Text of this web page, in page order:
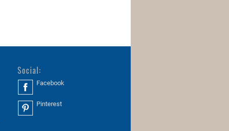
Social:
Facebook
Pinterest